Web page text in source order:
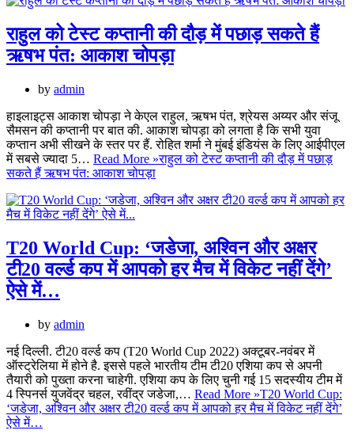
राहुल को टेस्ट कप्तानी की दौड़ में पछाड़ सकते हैं
ऋषभ पंत: आकाश चोपड़ा
by admin
हाइलाइट्स आकाश चोपड़ा ने केएल राहुल, ऋषभ पंत, श्रेयस अय्यर और संजू
सैमसन की कप्तानी पर बात की. आकाश चोपड़ा को लगता है कि सभी युवा
कप्तान अभी सीखने के स्तर पर हैं. रोहित शर्मा ने मुंबई इंडियंस के लिए आईपीएल
में सबसे ज्यादा 5… Read More »राहुल को टेस्ट कप्तानी की दौड़ में पछाड़
सकते हैं ऋषभ पंत: आकाश चोपड़ा
T20 World Cup: ‘जडेजा, अश्विन और अक्षर
टी20 वर्ल्ड कप में आपको हर मैच में विकेट नहीं देंगे’
ऐसे में…
by admin
नई दिल्ली. टी20 वर्ल्ड कप (T20 World Cup 2022) अक्टूबर-नवंबर में
ऑस्ट्रेलिया में होने है. इससे पहले भारतीय टीम टी20 एशिया कप से अपनी
तैयारी को पुख्ता करना चाहेगी. एशिया कप के लिए चुनी गई 15 सदस्यीय टीम में
4 स्पिनर्स युजवेंद्र चहल, रवींद्र जडेजा,… Read More »T20 World Cup:
‘जडेजा, अश्विन और अक्षर टी20 वर्ल्ड कप में आपको हर मैच में विकेट नहीं देंगे’
ऐसे में…